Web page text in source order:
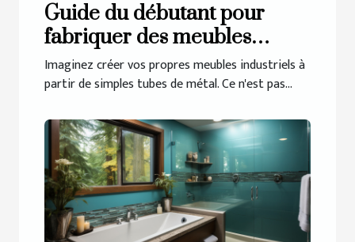
Guide du débutant pour
fabriquer des meubles
industriels avec des tubes de
métal
Imaginez créer vos propres meubles industriels à
partir de simples tubes de métal. Ce n'est pas...